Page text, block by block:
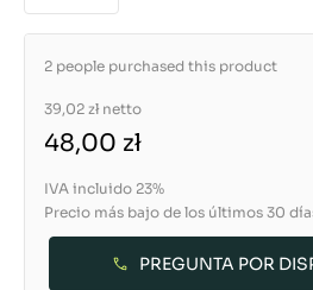
2 people purchased this product
39,02 zł netto
48,00 zł
IVA incluido 23%
Precio más bajo de los últimos 30
PREGUNTA POR